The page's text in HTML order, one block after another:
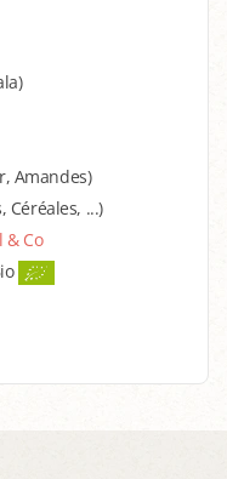
Amandes)
Céréales, ...)
& Co